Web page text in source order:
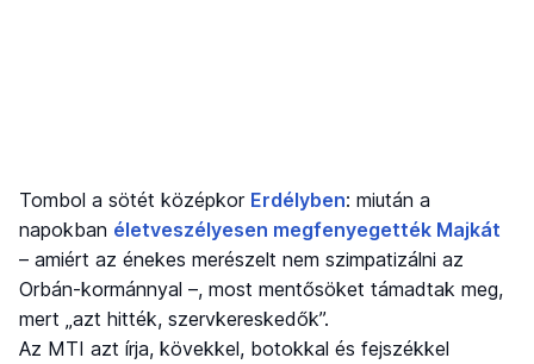
Tombol a sötét középkor Erdélyben: miután a
napokban életveszélyesen megfenyegették Majkát
– amiért az énekes merészelt nem szimpatizálni az
Orbán-kormánnyal –, most mentősöket támadtak meg,
mert „azt hitték, szervkereskedők”.
Az MTI azt írja, kövekkel, botokkal és fejszékkel